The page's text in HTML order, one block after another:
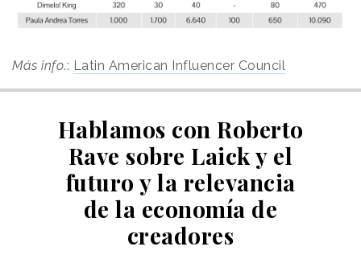
Más info.: Latin American Influencer Council
Hablamos con Roberto
Rave sobre Laick y el
futuro y la relevancia
de la economía de
creadores